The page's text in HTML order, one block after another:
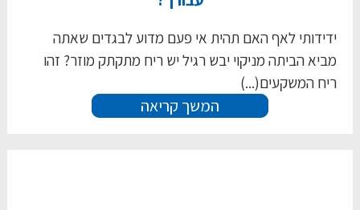
ידידותי לאף האם תהית אי פעם מדוע לבגדים שאתה
מביא הביתה מניקוי יבש רגיל יש ריח מתקתק מוזר? זהו
ריח המשקעים(...)
המשך קריאה